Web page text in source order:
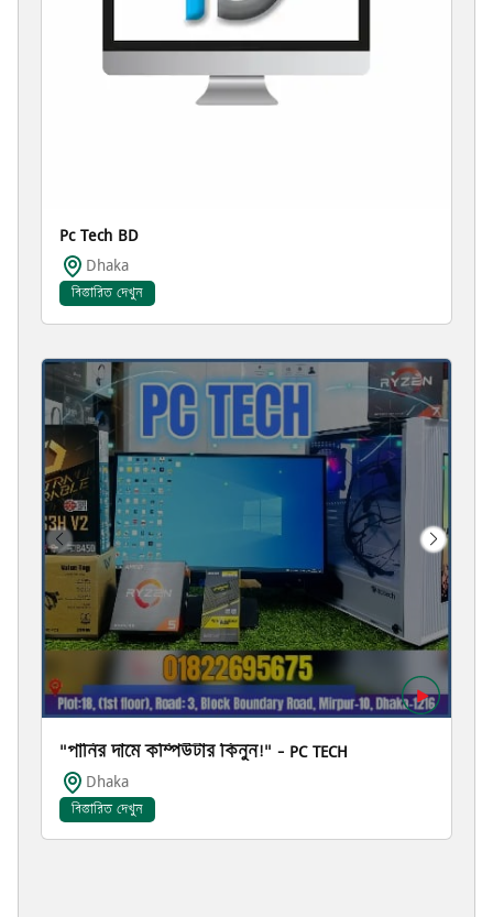
Pc Tech BD
Dhaka
বিস্তারিত দেখুন
"পানির দামে কম্পিউটার কিনুন!" – PC TECH
Dhaka
বিস্তারিত দেখুন